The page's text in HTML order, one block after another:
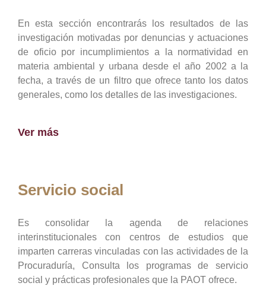
En esta sección encontrarás los resultados de las
investigación motivadas por denuncias y actuaciones
de oficio por incumplimientos a la normatividad en
materia ambiental y urbana desde el año 2002 a la
fecha, a través de un filtro que ofrece tanto los datos
generales, como los detalles de las investigaciones.
Ver más
Servicio social
Es consolidar la agenda de relaciones
interinstitucionales con centros de estudios que
imparten carreras vinculadas con las actividades de la
Procuraduría, Consulta los programas de servicio
social y prácticas profesionales que la PAOT ofrece.